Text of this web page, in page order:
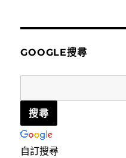
鍵
GOOGLE搜尋
自訂搜尋